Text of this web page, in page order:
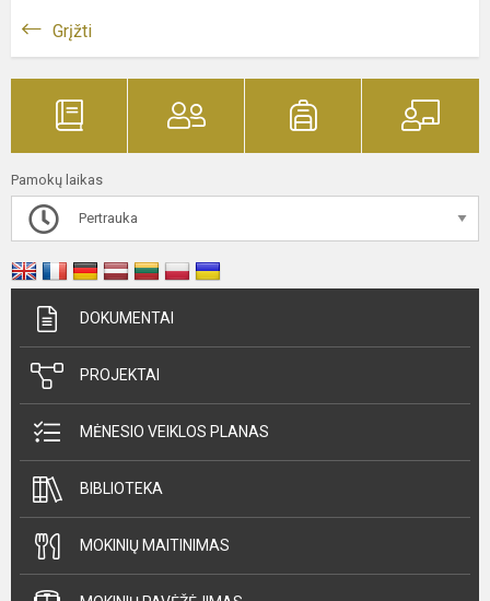
Grįžti
Pamokų laikas
Pertrauka
DOKUMENTAI
PROJEKTAI
MĖNESIO VEIKLOS PLANAS
BIBLIOTEKA
MOKINIŲ MAITINIMAS